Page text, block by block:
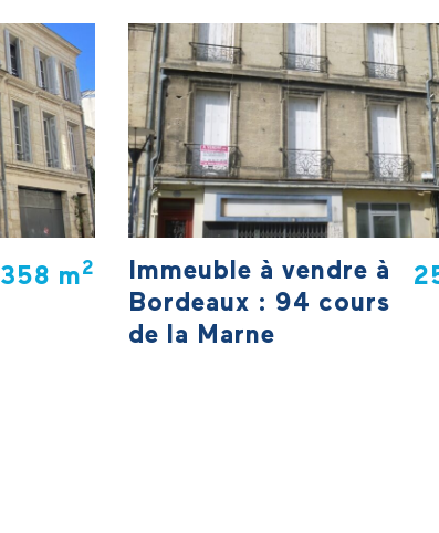
requalification du centre historique
de Bordeaux, inCité propose à la
vente cet immeuble situé 75 rue des
Faures dans le quartier Saint-Michel,
en Site Patrimoine Remarquable.
358 m2
Immeuble à vendre à
Bordeaux : 94 cours
de la Marne